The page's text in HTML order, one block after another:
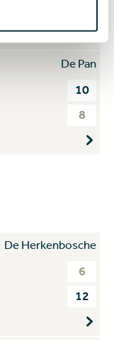
De Pan
10
8
De Herkenbosche
6
12